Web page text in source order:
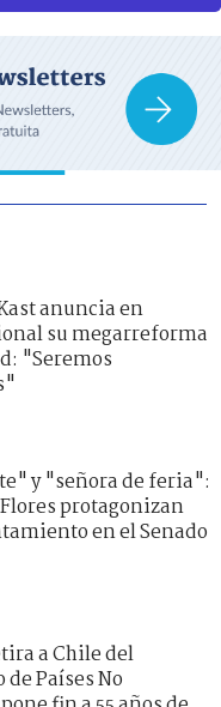
anuncia en
su megarreforma
"Seremos
y "señora de feria":
protagonizan
en el Senado
a Chile del
Países No